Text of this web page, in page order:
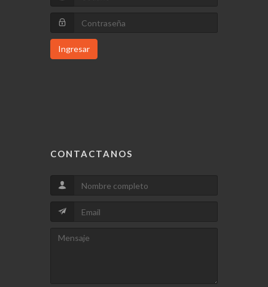
Ingresar
CONTACTANOS